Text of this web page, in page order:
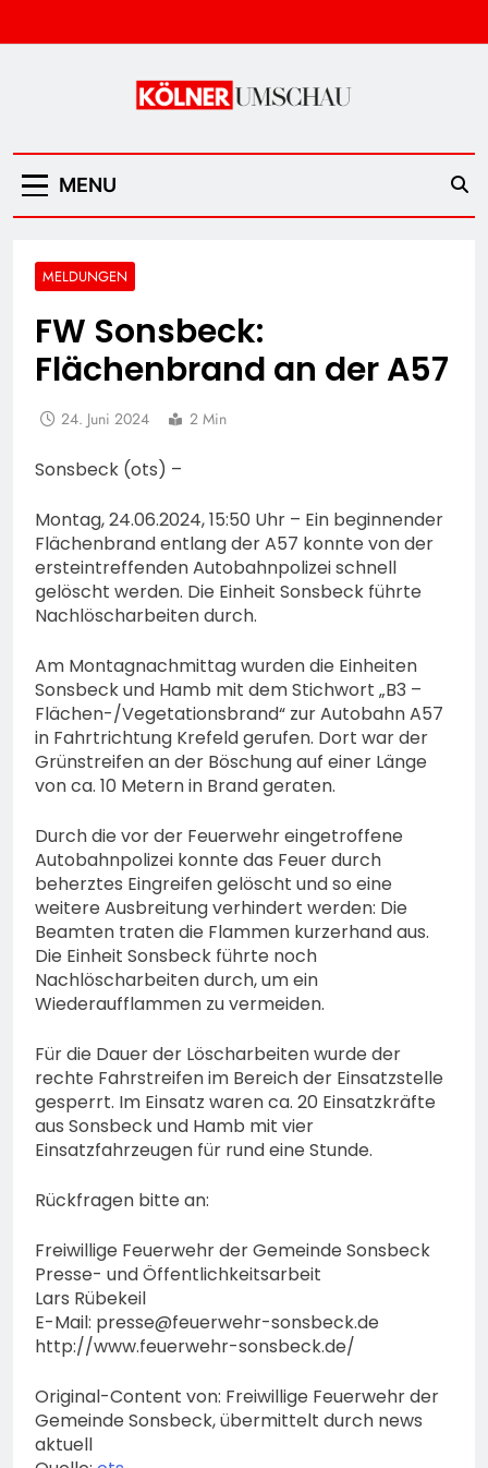
to
Kölner Umschau
MENU
MELDUNGEN
FW Sonsbeck:
Flächenbrand an der A57
24. Juni 2024 2 Min
Sonsbeck (ots) –
Montag, 24.06.2024, 15:50 Uhr – Ein beginnender
Flächenbrand entlang der A57 konnte von der
ersteintreffenden Autobahnpolizei schnell
gelöscht werden. Die Einheit Sonsbeck führte
Nachlöscharbeiten durch.
Am Montagnachmittag wurden die Einheiten
Sonsbeck und Hamb mit dem Stichwort „B3 –
Flächen-/Vegetationsbrand“ zur Autobahn A57
in Fahrtrichtung Krefeld gerufen. Dort war der
Grünstreifen an der Böschung auf einer Länge
von ca. 10 Metern in Brand geraten.
Durch die vor der Feuerwehr eingetroffene
Autobahnpolizei konnte das Feuer durch
beherztes Eingreifen gelöscht und so eine
weitere Ausbreitung verhindert werden: Die
Beamten traten die Flammen kurzerhand aus.
Die Einheit Sonsbeck führte noch
Nachlöscharbeiten durch, um ein
Wiederaufflammen zu vermeiden.
Für die Dauer der Löscharbeiten wurde der
rechte Fahrstreifen im Bereich der Einsatzstelle
gesperrt. Im Einsatz waren ca. 20 Einsatzkräfte
aus Sonsbeck und Hamb mit vier
Einsatzfahrzeugen für rund eine Stunde.
Rückfragen bitte an:
Freiwillige Feuerwehr der Gemeinde Sonsbeck
Presse- und Öffentlichkeitsarbeit
Lars Rübekeil
E-Mail: presse@feuerwehr-sonsbeck.de
http://www.feuerwehr-sonsbeck.de/
Original-Content von: Freiwillige Feuerwehr der
Gemeinde Sonsbeck, übermittelt durch news
aktuell